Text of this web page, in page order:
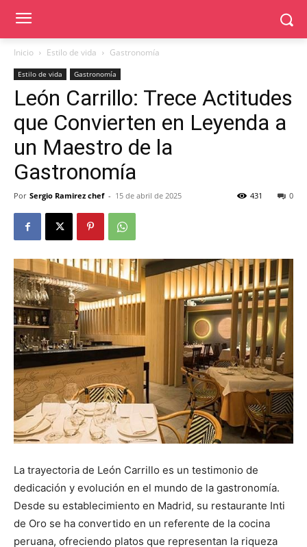
Inicio Estilo de vida Gastronomía
Estilo de vida Gastronomía
León Carrillo: Trece Actitudes
que Convierten en Leyenda a
un Maestro de la
Gastronomía
Por Sergio Ramirez chef - 15 de abril de 2025 0
431
La trayectoria de León Carrillo es un testimonio de
dedicación y evolución en el mundo de la gastronomía.
Desde su establecimiento en Madrid, su restaurante Inti
de Oro se ha convertido en un referente de la cocina
peruana, ofreciendo platos que representan la riqueza